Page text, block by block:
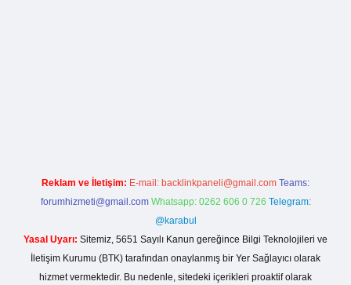
Reklam ve İletişim: E-mail: backlinkpaneli@gmail.com Teams:
forumhizmeti@gmail.com Whatsapp: 0262 606 0 726 Telegram:
@karabul
Yasal Uyarı: Sitemiz, 5651 Sayılı Kanun gereğince Bilgi Teknolojileri ve
İletişim Kurumu (BTK) tarafından onaylanmış bir Yer Sağlayıcı olarak
hizmet vermektedir. Bu nedenle, sitedeki içerikleri proaktif olarak